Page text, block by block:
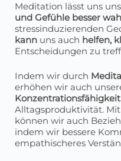
Meditation lässt uns
und Gefühle besser
stressinduzierenden
kann uns auch helfen,
Entscheidungen zu
Indem wir durch
erhöhen wir auch
Konzentrationsfähigkeit
Alltagsproduktivität.
können wir auch
indem wir bessere
empathischeres